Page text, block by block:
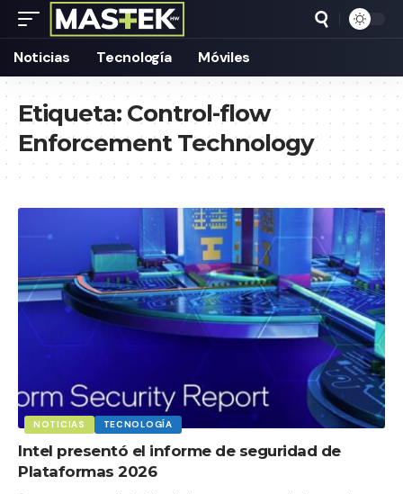
Noticias Tecnología Móviles
Etiqueta:Control-flow
Enforcement Technology
NOTICIAS TECNOLOGÍA
Intel presentó el informe de seguridad de
Plataformas 2026